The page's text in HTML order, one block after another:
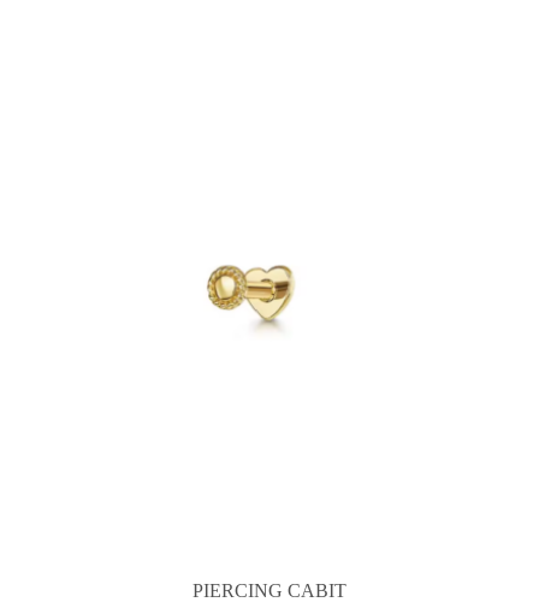
PIERCING CABIT